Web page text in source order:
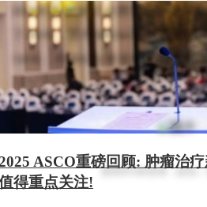
BSO的患者相比未接受BSO
的患
48%，其中 BRCA1
突变携带者
38%
，而BRCA2 突变携带者降低
接受BSO的患者（蓝色
ASCO重磅回顾: 肿瘤治
得重点关注!